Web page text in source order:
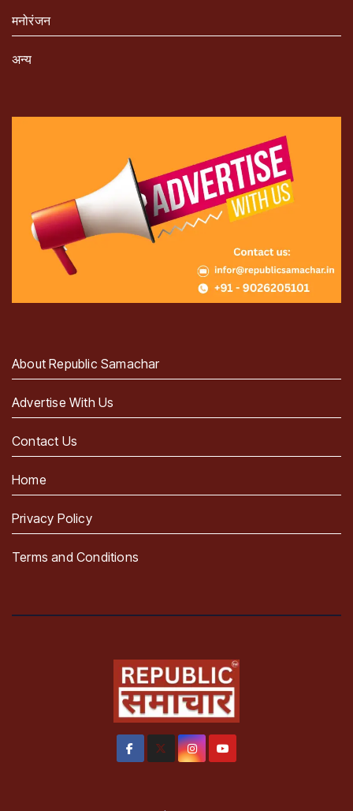
मनोरंजन
अन्य
About Republic Samachar
Advertise With Us
Contact Us
Home
Privacy Policy
Terms and Conditions